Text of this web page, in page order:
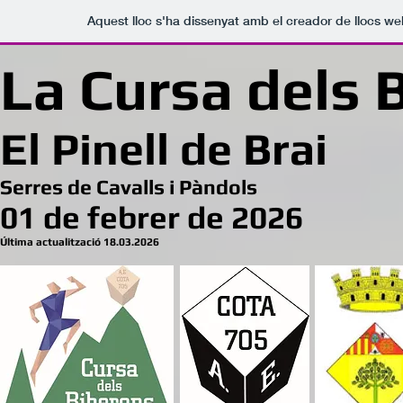
Aquest lloc s'ha dissenyat amb el creador de llocs
La Cursa dels
El Pinell de Brai
Serres de Cavalls i Pàndols
01 de febrer de 2026
Última actualització 18.03.2026